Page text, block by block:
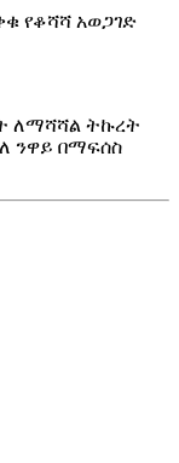
የቆሻሻ አወጋገድ
ለማሻሻል ትኩረት
ንዋይ በማፍሰስ